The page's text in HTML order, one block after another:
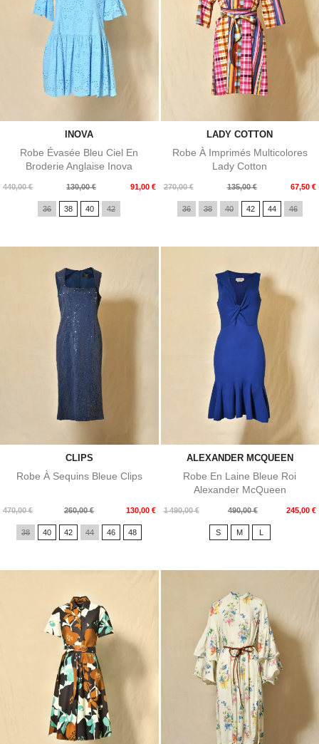
INOVA
Robe Évasée Bleu Ciel En
Broderie Anglaise Inova
440,00 €
Prix
130,00 € 91,00 €
Prix
36 38 40 42
LADY COTTON
Robe À Imprimés Multicolores
Lady Cotton
270,00 €
Prix
135,00 € 67,50 €
Prix
36 38 40 42 44 46
CLIPS
Robe À Sequins Bleue Clips
470,00 €
Prix
260,00 € 130,00 €
Prix
38 40 42 44 46 48
ALEXANDER MCQUEEN
Robe En Laine Bleue Roi
Alexander McQueen
1 490,00 €
Prix
490,00 € 245,00 €
Prix
S M L